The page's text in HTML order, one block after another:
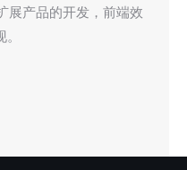
展产品的开发，前端效